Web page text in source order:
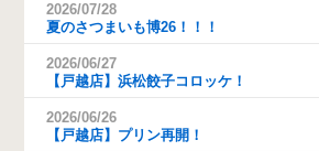
2026/07/28
夏のさつまいも博26！！！
2026/06/27
【戸越店】浜松餃子コロッケ！
2026/06/26
【戸越店】プリン再開！